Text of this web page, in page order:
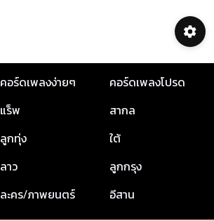
คอร์ดเพลงง่ายๆ
คอร์ดเพลงโปรด
แร็พ
สากล
ลูกทุ่ง
ใต้
ลาว
ลูกกรุง
ละคร/ภาพยนตร์ อีสาน